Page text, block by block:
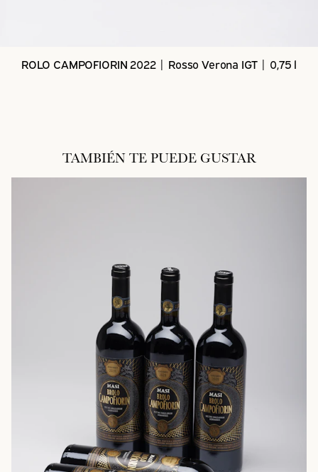
ROLO CAMPOFIORIN 2022 | Rosso Verona IGT | 0,75 l
TAMBIÉN TE PUEDE GUSTAR